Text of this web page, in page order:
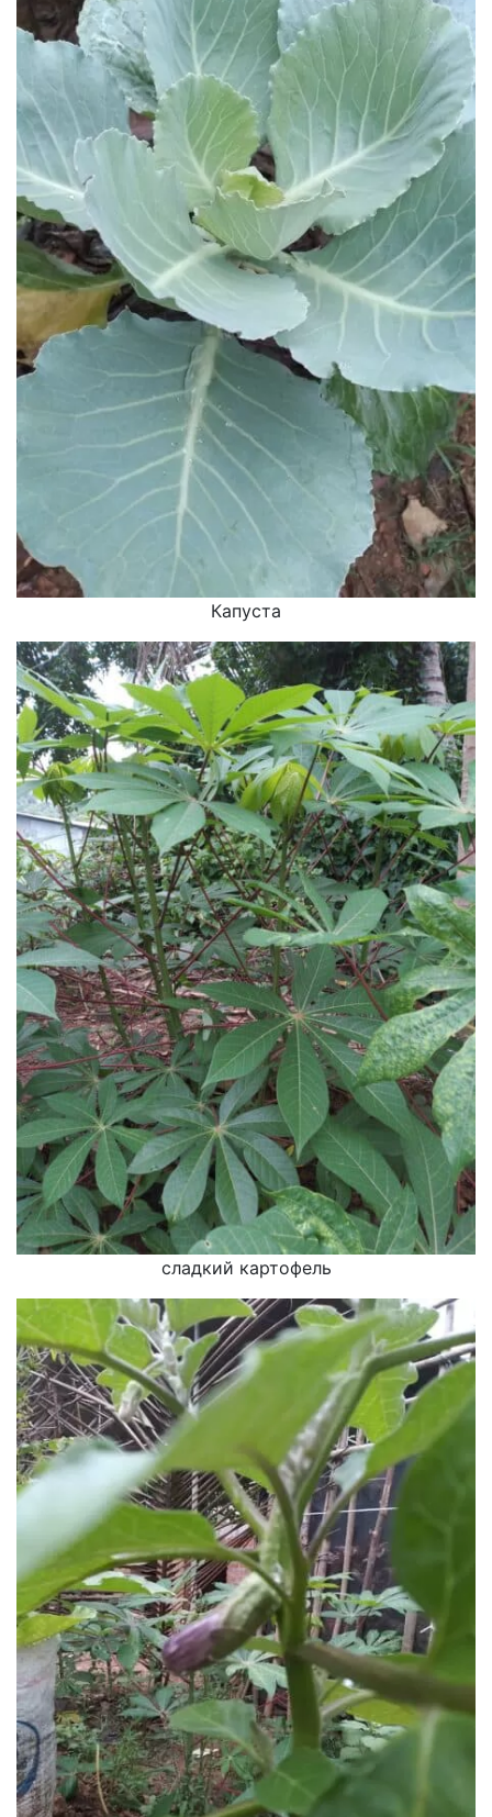
Капуста
сладкий картофель